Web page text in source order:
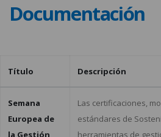
Documentación
Título Descripción
Semana
Europea de
la Gestión
Las certificaciones,
estándares de
herramientas de